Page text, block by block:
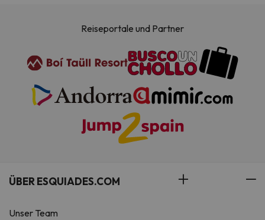
Reiseportale und Partner
ÜBER ESQUIADES.COM
Unser Team